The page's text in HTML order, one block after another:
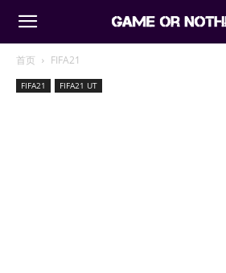
首页 FIFA21
FIFA21 FIFA21 UT